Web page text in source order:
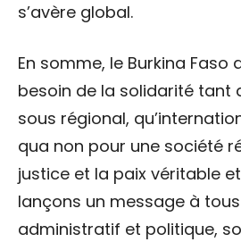
s’avère global.
En somme, le Burkina Faso
besoin de la solidarité tant
sous régional,
qua non pour une société
justice et la paix véritable
lançons un message à
administratif et politique,